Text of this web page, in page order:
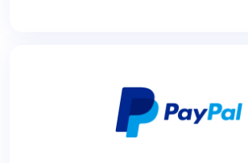
Plačilo PayPal se obdeluje z
ali debetne kartice ali s